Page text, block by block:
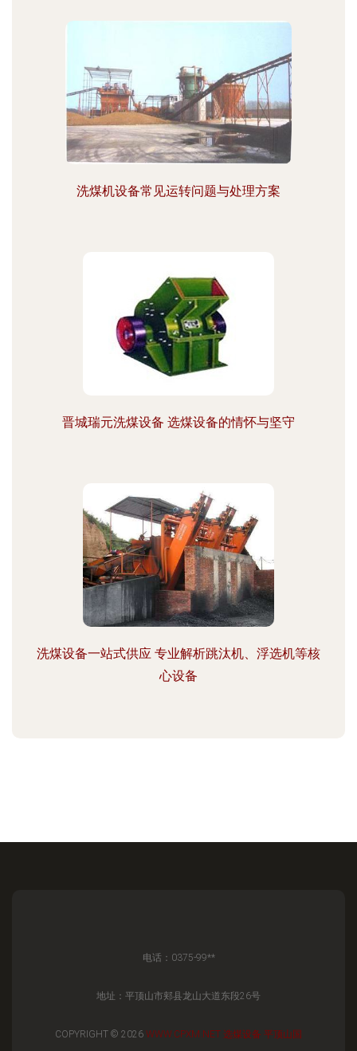
洗煤机设备常见运转问题与处理方案
晋城瑞元洗煤设备 选煤设备的情怀与坚守
洗煤设备一站式供应 专业解析跳汰机、浮选机等核
心设备
电话：0375-99**
地址：平顶山市郏县龙山大道东段26号
COPYRIGHT © 2026 WWW.CPXM.NET 选煤设备 平顶山国